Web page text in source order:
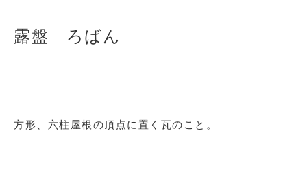
露盤 ろばん
方形、六柱屋根の頂点に置く瓦のこと。